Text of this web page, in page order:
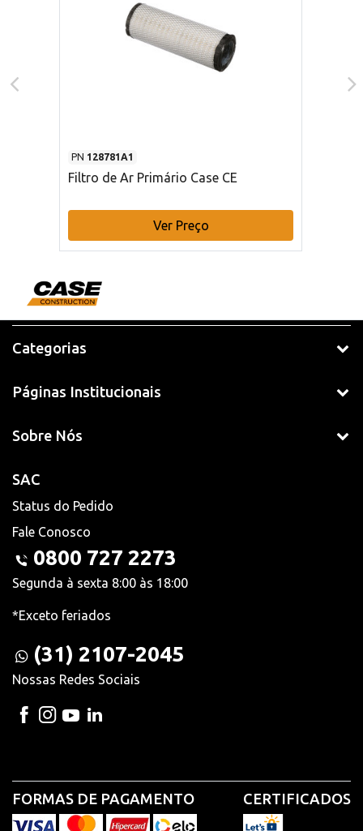
PN 128781A1
Filtro de Ar Primário Case CE
Ver Preço
Categorias
Páginas Institucionais
Sobre Nós
SAC
Status do Pedido
Fale Conosco
0800 727 2273
Segunda à sexta 8:00 às 18:00
*Exceto feriados
(31) 2107-2045
Nossas Redes Sociais
FORMAS DE PAGAMENTO CERTIFICADOS